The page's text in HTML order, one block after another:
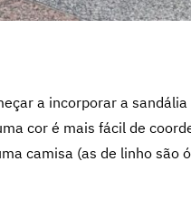
a incorporar a
cor é mais fácil de
camisa (as de linho são